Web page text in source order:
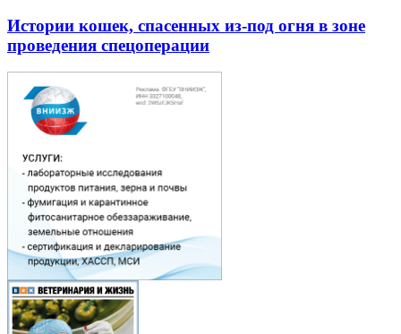
Истории кошек, спасенных из-под огня в зоне
проведения спецоперации